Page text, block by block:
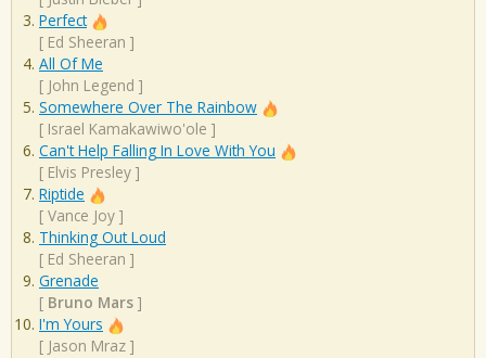
Perfect
[ Ed Sheeran ]
All Of Me
[ John Legend ]
Somewhere Over The Rainbow
[ Israel Kamakawiwo'ole ]
Can't Help Falling In Love With You
[ Elvis Presley ]
Riptide
[ Vance Joy ]
Thinking Out Loud
[ Ed Sheeran ]
Grenade
[ Bruno Mars ]
I'm Yours
[ Jason Mraz ]